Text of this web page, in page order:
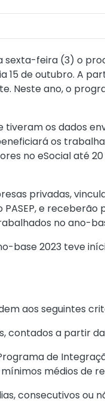
sexta-feira (3) o
15 de outubro. A
Neste ano, o
os dados
os
no eSocial até 20
privadas,
e
no ano-
base 2023 teve
aos seguintes
contados a partir
de
médios
consecutivos ou